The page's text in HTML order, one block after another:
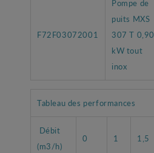
F72F03072001
Pompe de
puits MXS
307 T 0,90
kW tout
inox
Tableau des performances
Débit
(m3/h)
0 1 1,5